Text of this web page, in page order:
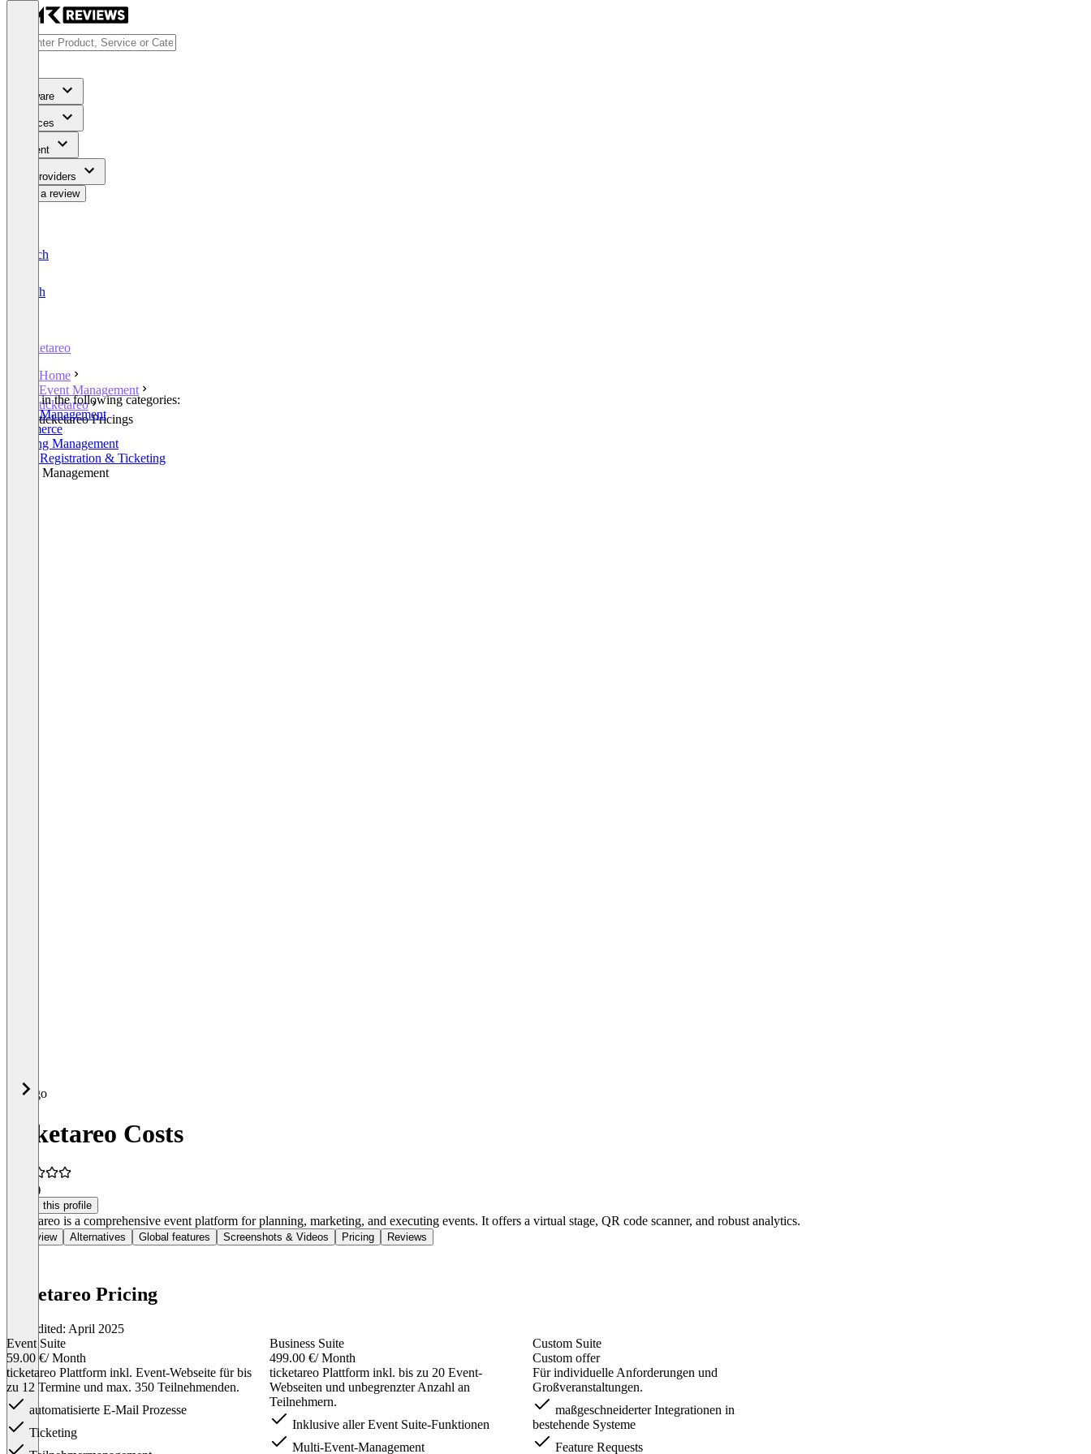
Software
Services
Content
For Providers
Write a review
Deutsch
English
ticketareo
Home
Event Management
ticketareo
ticketareo Pricings
Listed in the following categories:
Event Management
Commerce
Meeting Management
Event Registration & Ticketing
Venue Management
ticketareo Costs
(5)
Claim this profile
Ticketareo is a comprehensive event platform for planning, marketing, and executing events. It offers a virtual stage, QR code scanner, and robust analytics.
Overview Alternatives Global features Screenshots & Videos Pricing Reviews
ticketareo Pricing
Last edited: April 2025
Event Suite
59.00 €/ Month
ticketareo Plattform inkl. Event-Webseite für bis
zu 12 Termine und max. 350 Teilnehmenden.
automatisierte E-Mail Prozesse
Ticketing
Business Suite
499.00 €/ Month
ticketareo Plattform inkl. bis zu 20 Event-
Webseiten und unbegrenzter Anzahl an
Teilnehmern.
Inklusive aller Event Suite-Funktionen
Multi-Event-Management
Custom Suite
Custom offer
Für individuelle Anforderungen und
Großveranstaltungen.
maßgeschneiderter Integrationen in
bestehende Systeme
Feature Requests